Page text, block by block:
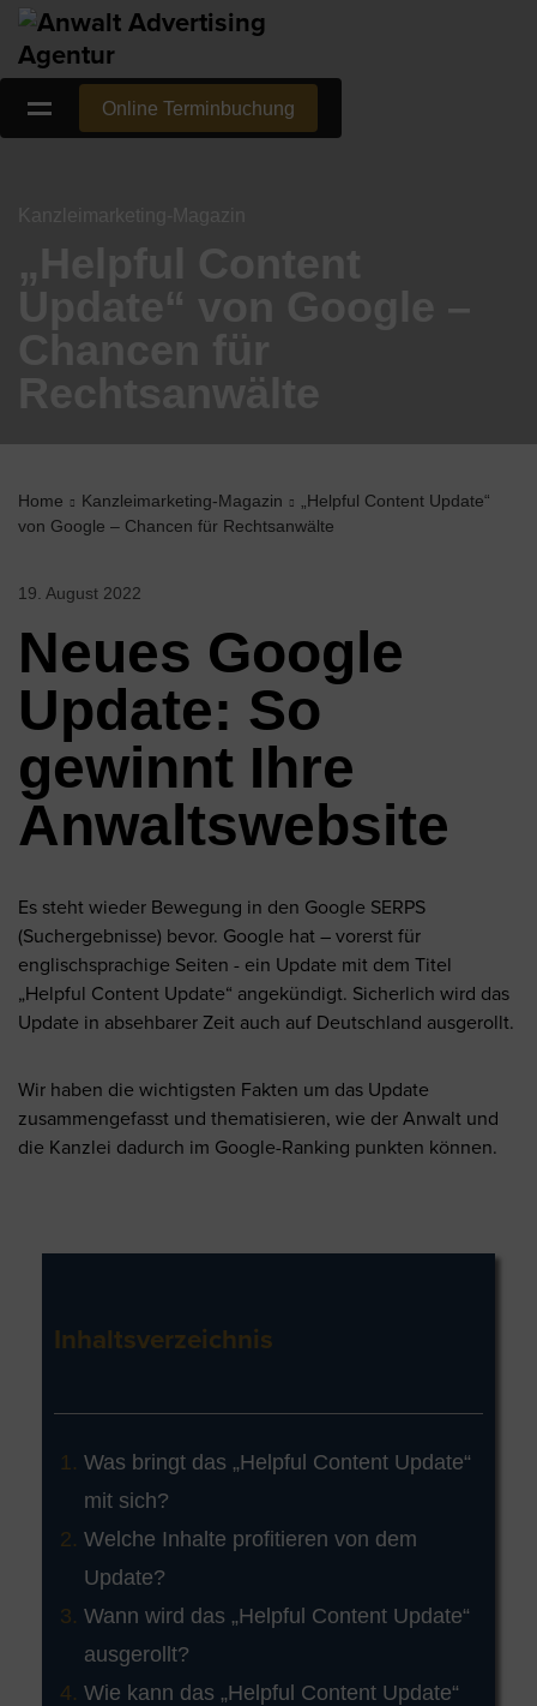
Online Terminbuchung
Home Kanzleimarketing-Magazin
„Helpful Content Update“
von Google – Chancen für Rechtsanwälte
19. August 2022
Neues Google
Update: So
gewinnt Ihre
Anwaltswebsite
Es steht wieder Bewegung in den Google SERPS
(Suchergebnisse) bevor. Google hat – vorerst für
englischsprachige Seiten - ein Update mit dem Titel
„Helpful Content Update“ angekündigt. Sicherlich wird das
Update in absehbarer Zeit auch auf Deutschland ausgerollt.
Wir haben die wichtigsten Fakten um das Update
zusammengefasst und thematisieren, wie der Anwalt und
die Kanzlei dadurch im Google-Ranking punkten können.
Inhaltsverzeichnis
Was bringt das „Helpful Content Update“
mit sich?
Welche Inhalte profitieren von dem
Update?
Wann wird das „Helpful Content Update“
ausgerollt?
Wie kann das „Helpful Content Update“